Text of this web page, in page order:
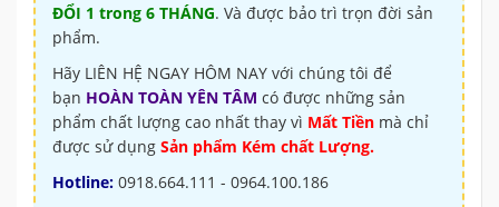
ĐỔI 1 trong 6 THÁNG. Và được bảo trì trọn đời sản
phẩm.
Hãy LIÊN HỆ NGAY HÔM NAY với chúng tôi để
bạn HOÀN TOÀN YÊN TÂM có được những sản
phẩm chất lượng cao nhất thay vì Mất Tiền mà chỉ
được sử dụng Sản phẩm Kém chất Lượng.
Hotline: 0918.664.111 - 0964.100.186